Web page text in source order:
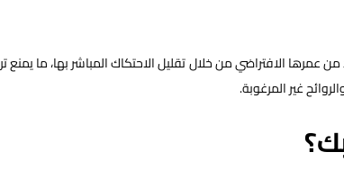
عمرها الافتراضي من خلال تقليل الاحتكاك المباشر بها، ما يمنع
غير المرغوبة.